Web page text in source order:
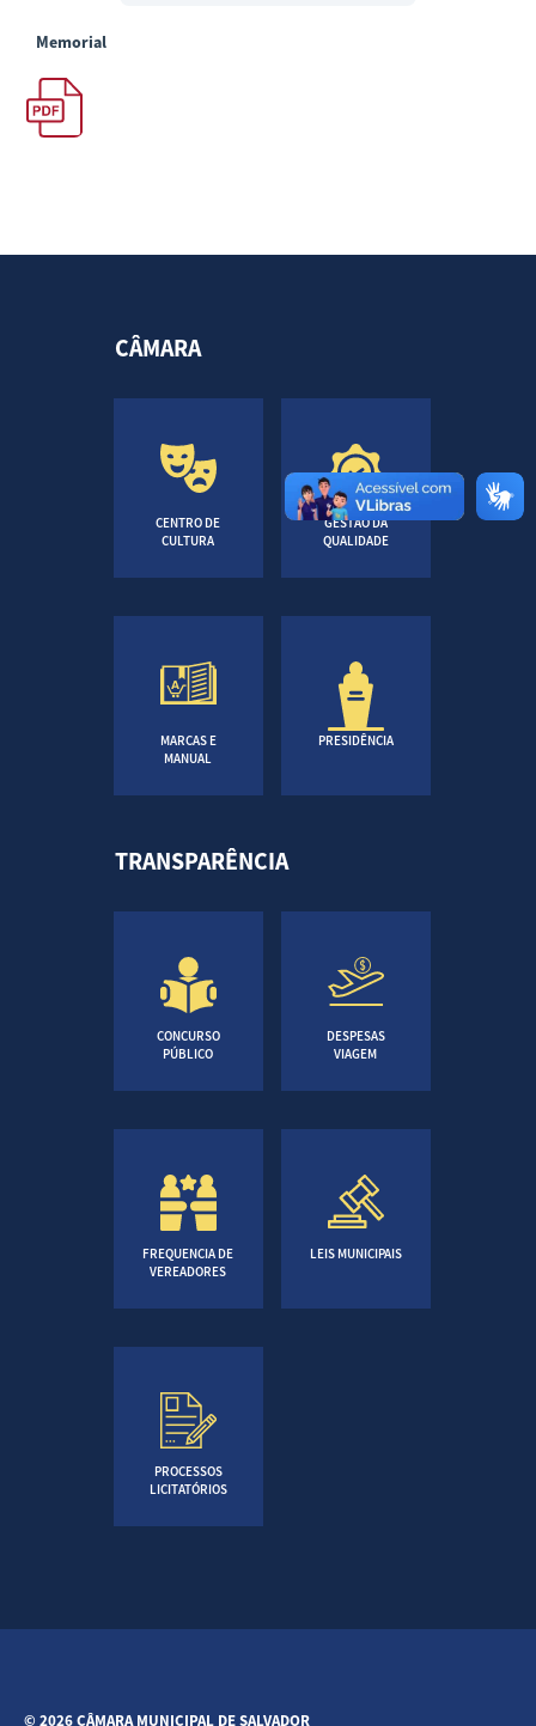
Memorial
CÂMARA
CENTRO DE
CULTURA
GESTÃO DA
QUALIDADE
MARCAS E
MANUAL
PRESIDÊNCIA
TRANSPARÊNCIA
CONCURSO
PÚBLICO
DESPESAS
VIAGEM
FREQUENCIA DE
VEREADORES
LEIS MUNICIPAIS
PROCESSOS
LICITATÓRIOS
© 2026 CÂMARA MUNICIPAL DE SALVADOR